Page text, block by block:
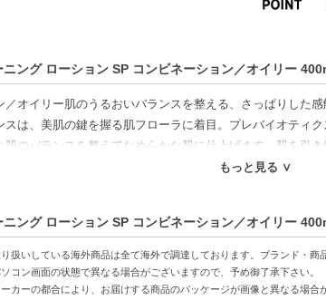
ニング ローション SP コンビネーション／オイリー
／オイリー肌のうるおいバランスを整える、さっぱりした
スは、美肌の鍵を握る肌フローラに着目。プレバイオティ
肌のバランスを整えてなめらかな肌に仕上げます。肌を引
ランスを整える-プレバイオティクスコンプレックスとハマ
用感-アルコールフリーで、ベタつきを残さず心地よい使い
ルの香り-使用時に癒される香りで、リフレッシュ効果も期
もっと見る ∨
ニング ローション SP コンビネーション／オイリー
扱いしている海外商品は全て海外で調達しております。ブランド・
コン画面の状態で異なる場合がございますので、予め御了承下さい。
カーの都合により、お届けする商品のパッケージが画像と異なる場合